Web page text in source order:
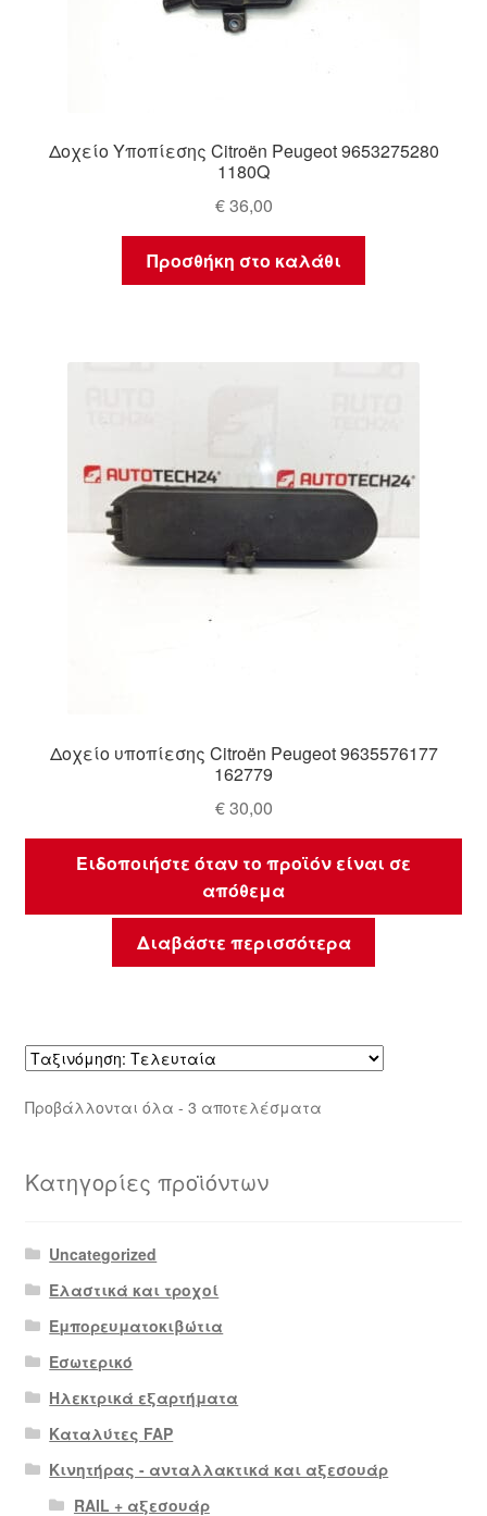
Δοχείο Υποπίεσης Citroën Peugeot 9653275280
1180Q
€36,00
Προσθήκη στο καλάθι
Δοχείο υποπίεσης Citroën Peugeot 9635576177
162779
€30,00
Ειδοποιήστε όταν το προϊόν είναι σε
απόθεμα
Διαβάστε περισσότερα
Προβάλλονται όλα - 3 αποτελέσματαSorted
Κατηγορίες προϊόντων
Uncategorized
Ελαστικά και τροχοί
Εμπορευματοκιβώτια
Εσωτερικό
Ηλεκτρικά εξαρτήματα
Καταλύτες FAP
Κινητήρας - ανταλλακτικά και αξεσουάρ
RAIL + αξεσουάρ